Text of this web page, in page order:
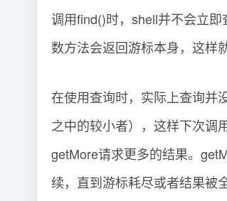
调用find()时，shell并不会立
数方法会返回游标本身，这样
在使用查询时，实际上查询并
之中的较小者），这样下次调
getMore请求更多的结果。
续，直到游标耗尽或者结果被